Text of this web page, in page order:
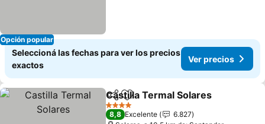
Opción popular
Seleccioná las fechas para ver los precios
exactos
Ver precios
CompartirAñadir a favoritos
Castilla Termal Solares
4 Estrellas
8,8 Excelente
6.827